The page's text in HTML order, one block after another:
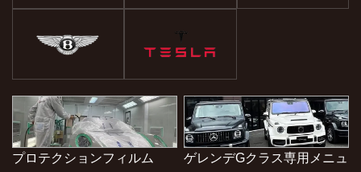
プロテクションフィルム
ゲレンデGクラス専用メニュ